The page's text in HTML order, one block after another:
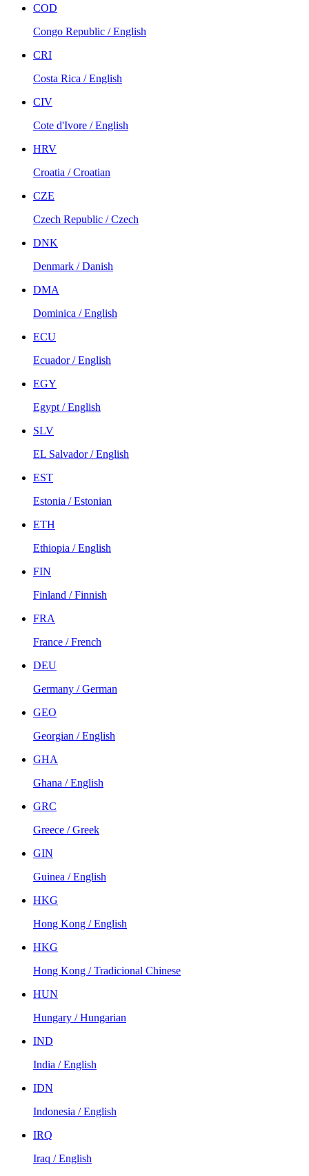
COD
Congo Republic / English
CRI
Costa Rica / English
CIV
Cote d'Ivore / English
HRV
Croatia / Croatian
CZE
Czech Republic / Czech
DNK
Denmark / Danish
DMA
Dominica / English
ECU
Ecuador / English
EGY
Egypt / English
SLV
EL Salvador / English
EST
Estonia / Estonian
ETH
Ethiopia / English
FIN
Finland / Finnish
FRA
France / French
DEU
Germany / German
GEO
Georgian / English
GHA
Ghana / English
GRC
Greece / Greek
GIN
Guinea / English
HKG
Hong Kong / English
HKG
Hong Kong / Tradicional Chinese
HUN
Hungary / Hungarian
IND
India / English
IDN
Indonesia / English
IRQ
Iraq / English